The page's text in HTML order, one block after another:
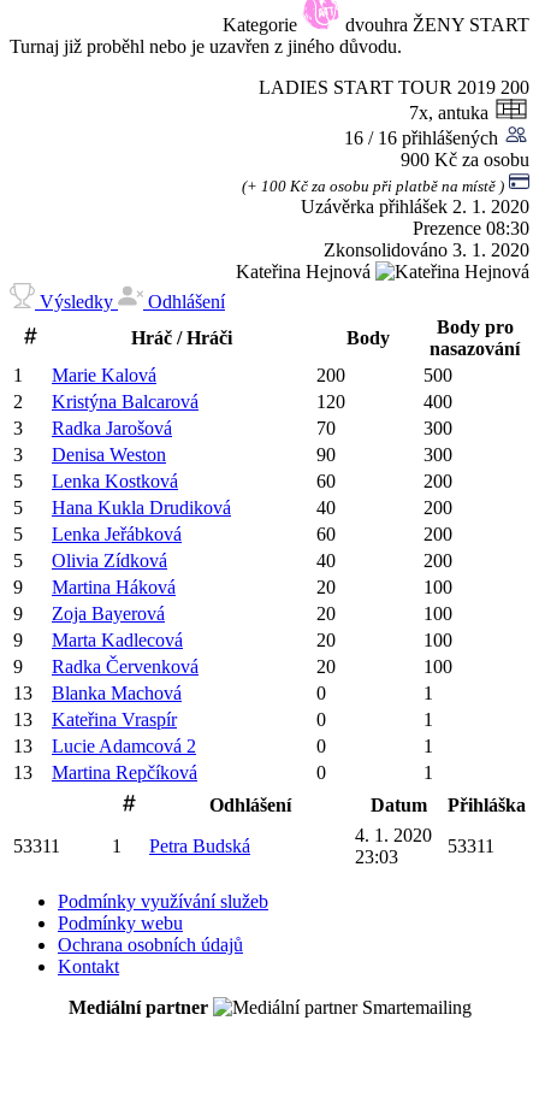
Kategorie
dvouhra ŽENY START
Turnaj již proběhl nebo je uzavřen z jiného důvodu.
LADIES START TOUR 2019 200
7x, antuka
16 / 16 přihlášených
900 Kč za osobu
(+ 100 Kč za osobu při platbě na místě )
Uzávěrka přihlášek 2. 1. 2020
Prezence 08:30
Zkonsolidováno 3. 1. 2020
Kateřina Hejnová
Výsledky
Odhlášení
Hráč / Hráči
Body
Body pro
nasazování
1
Marie Kalová 200
500
2
Kristýna Balcarová 120
400
3
Radka Jarošová 70
300
3
Denisa Weston 90
300
5
Lenka Kostková 60
200
5
Hana Kukla Drudiková 40
200
5
Lenka Jeřábková 60
200
5
Olivia Zídková 40
200
9
Martina Háková 20
100
9
Zoja Bayerová 20
100
9
Marta Kadlecová 20
100
9
Radka Červenková 20
100
13
Blanka Machová 0
1
13
Kateřina Vraspír 0
1
13
Lucie Adamcová 2 0
1
13
Martina Repčíková 0
1
Odhlášení
Datum
Přihláška
53311
1 Petra Budská
4. 1. 2020
23:03
53311
Podmínky využívání služeb
Podmínky webu
Ochrana osobních údajů
Kontakt
Mediální partner